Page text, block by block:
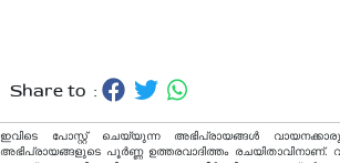
Share to :
ഇവിടെ പോസ്റ്റ് ചെയ്യുന്ന അഭിപ്രായങ്ങള്‍
അഭിപ്രായങ്ങളുടെ പൂർണ്ണ ഉത്തരവാദിത്തം